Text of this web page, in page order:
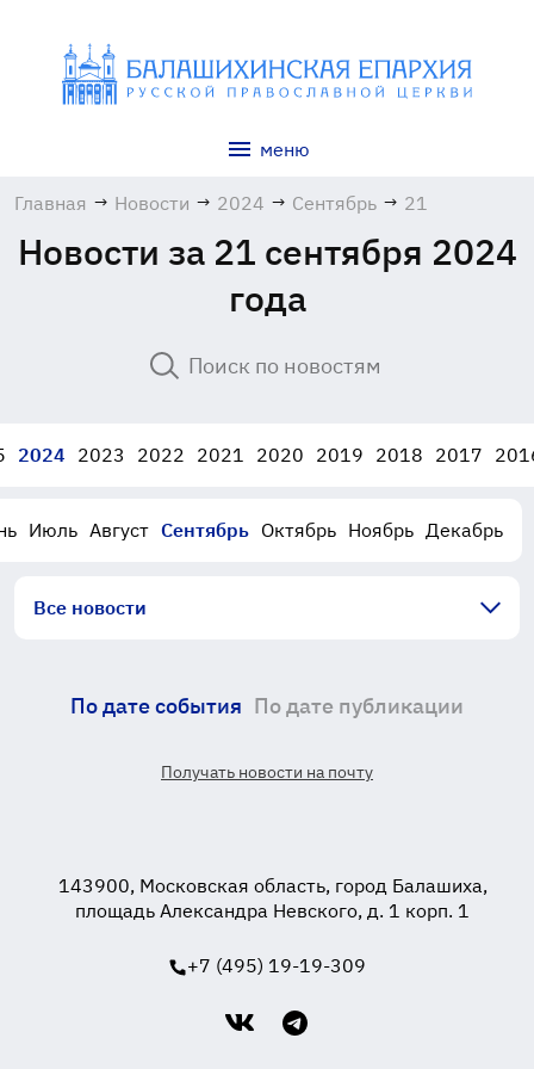
меню
Главная → Новости → 2024 → Сентябрь → 21
Новости за 21 сентября 2024
года
2024 2023 2022 2021 2020 2019 2018 2017
Июль Август Сентябрь Октябрь Ноябрь Декабрь
Все новости
По дате события По дате публикации
Получать новости на почту
143900, Московская область, город Балашиха,
площадь Александра Невского, д. 1 корп. 1
+7 (495) 19-19-309